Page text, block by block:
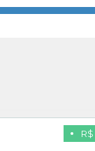
R$